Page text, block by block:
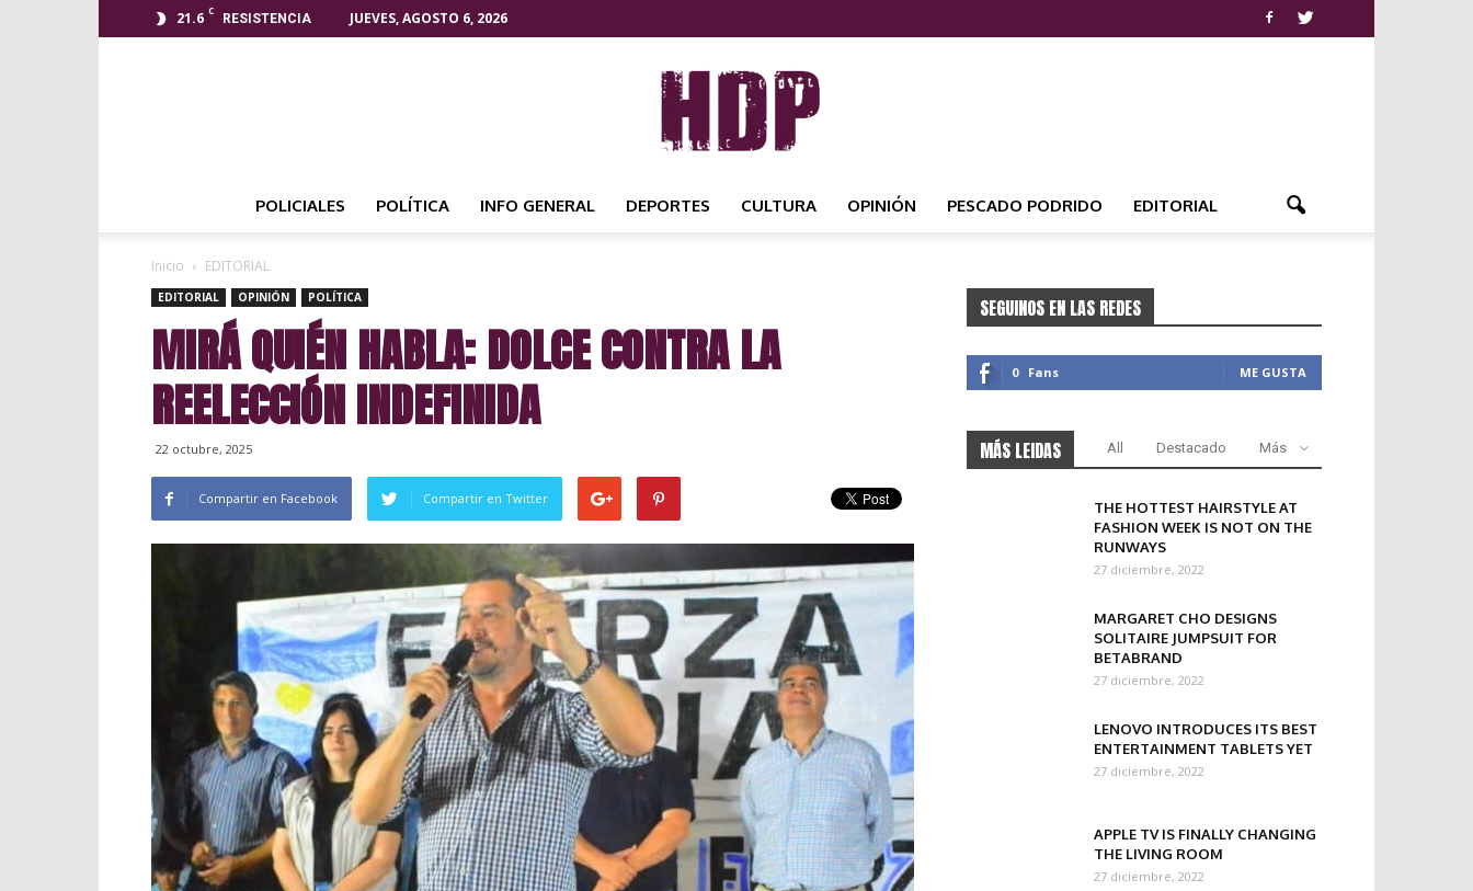
21.6 C
RESISTENCIA JUEVES, AGOSTO 6, 2026
NOTICIAS
POLICIALES POLÍTICA INFO GENERAL DEPORTES CULTURA OPINIÓN PESCADO PODRIDO EDITORIAL
Inicio EDITORIAL
EDITORIAL OPINIÓN POLÍTICA
MIRÁ QUIÉN HABLA: DOLCE CONTRA LA
REELECCIÓN INDEFINIDA
22 octubre, 2025
Compartir en Facebook Compartir en Twitter
SEGUINOS EN LAS REDES
0 Fans ME GUSTA
MÁS LEIDAS All Destacado Más
THE HOTTEST HAIRSTYLE AT
FASHION WEEK IS NOT ON THE
RUNWAYS
27 diciembre, 2022
MARGARET CHO DESIGNS
SOLITAIRE JUMPSUIT FOR
BETABRAND
27 diciembre, 2022
LENOVO INTRODUCES ITS BEST
ENTERTAINMENT TABLETS YET
27 diciembre, 2022
APPLE TV IS FINALLY CHANGING
THE LIVING ROOM
27 diciembre, 2022